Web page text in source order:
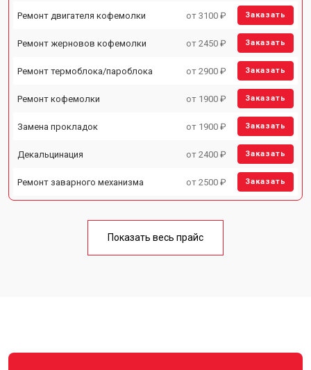
Ремонт двигателя кофемолки от 3100 ₽ Заказать
Ремонт жерновов кофемолки от 2450 ₽ Заказать
Ремонт термоблока/пароблока от 2900 ₽ Заказать
Ремонт кофемолки от 1900 ₽ Заказать
Замена прокладок от 1900 ₽ Заказать
Декальцинация от 2400 ₽ Заказать
Ремонт заварного механизма от 2500 ₽ Заказать
Показать весь прайс